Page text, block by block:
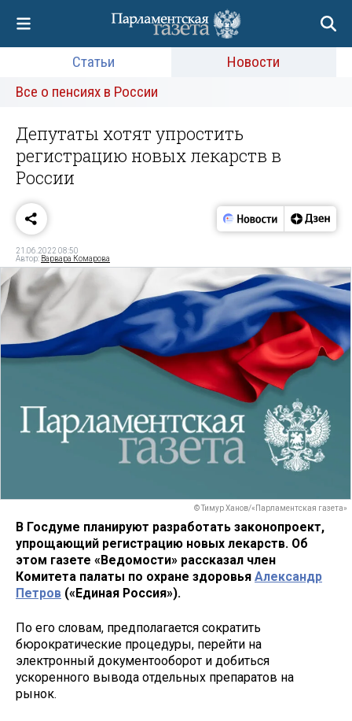
Статьи
Новости
Все о пенсиях в России
Депутаты хотят упростить
регистрацию новых лекарств в
России
21.06.2022 08:50
Автор: Варвара Комарова
© Тимур Ханов/«Парламентская газета»
В Госдуме планируют разработать законопроект,
упрощающий регистрацию новых лекарств. Об
этом газете «Ведомости» рассказал член
Комитета палаты по охране здоровья Александр
Петров («Единая Россия»).
По его словам, предполагается сократить
бюрократические процедуры, перейти на
электронный документооборот и добиться
ускоренного вывода отдельных препаратов на
рынок.